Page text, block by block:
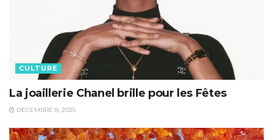
CULTURE
La joaillerie Chanel brille pour les Fêtes
DÉCEMBRE 8, 2025